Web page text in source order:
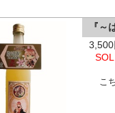
『
こ